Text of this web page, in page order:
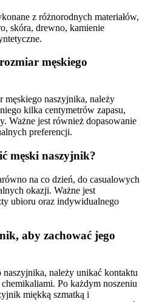
z różnorodnych materiałów,
skóra, drewno, kamienie
męskiego
naszyjnika, należy
kilka centymetrów zapasu,
Ważne jest również dopasowanie
preferencji.
męski naszyjnik?
na co dzień, do casualowych
okazji. Ważne jest
ubioru oraz indywidualnego
aby zachować jego
należy unikać kontaktu
Po każdym noszeniu
miękką szmatką i